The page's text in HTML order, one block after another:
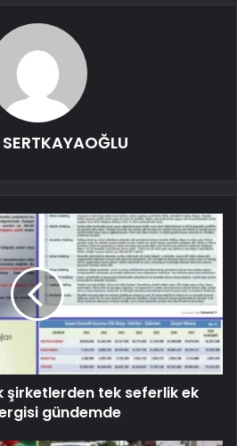
şirketlerden tek seferlik ek
gündemde